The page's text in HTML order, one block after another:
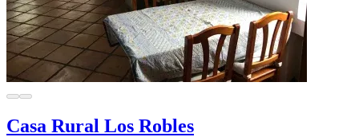
Casa Rural Los Robles